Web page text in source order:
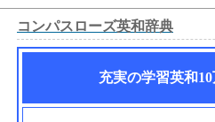
コンパスローズ英和辞典
充実の学習英和